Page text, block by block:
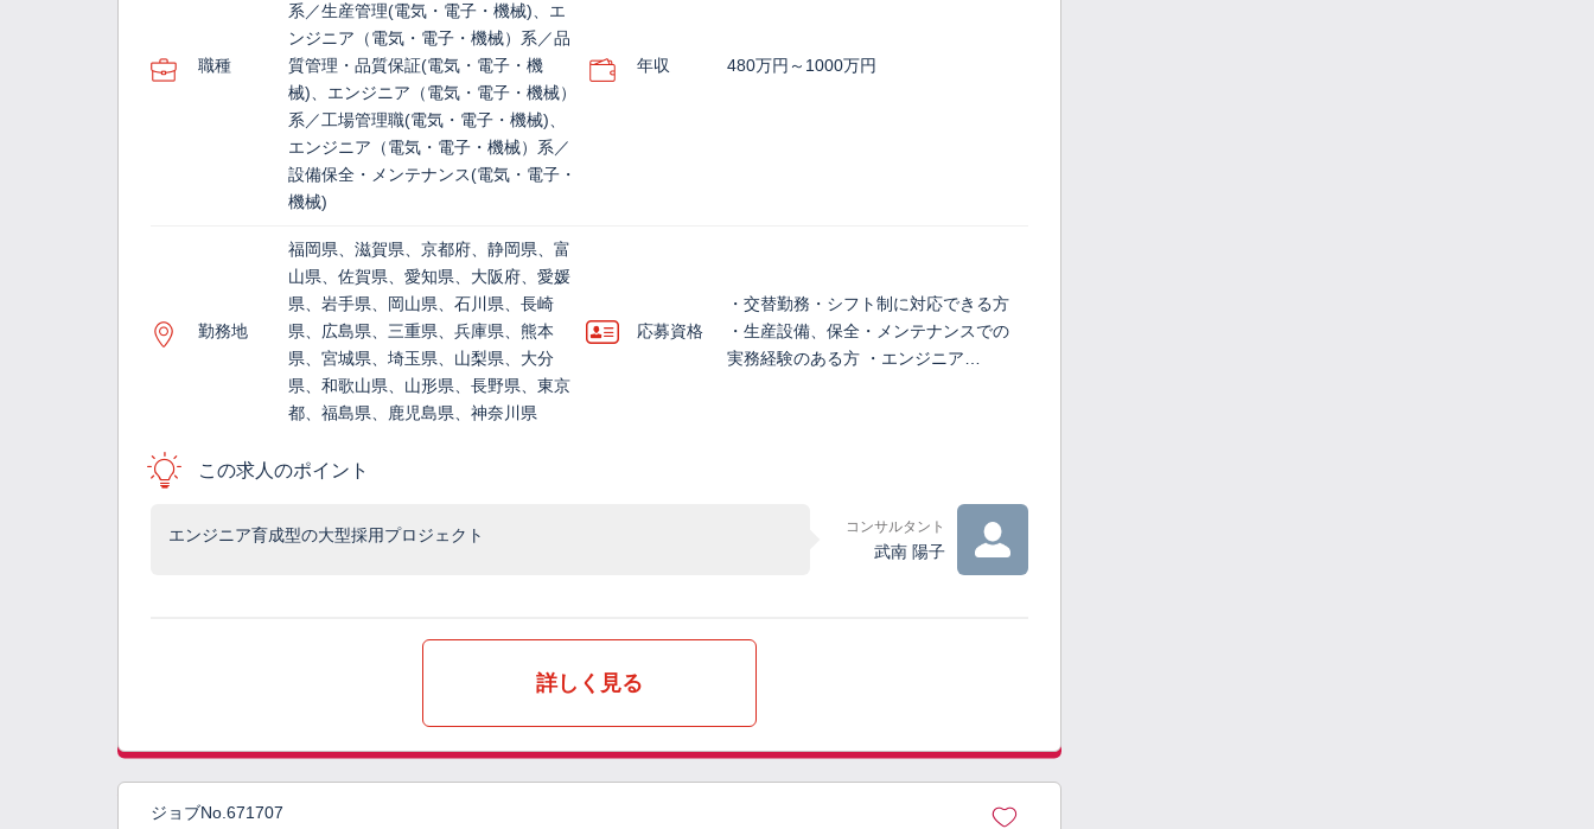
職種
系／生産管理(電気・電子・機械)、エ
ンジニア（電気・電子・機械）系／品
質管理・品質保証(電気・電子・機
械)、エンジニア（電気・電子・機械）
系／工場管理職(電気・電子・機械)、
エンジニア（電気・電子・機械）系／
設備保全・メンテナンス(電気・電子・
機械)
年収 480万円～1000万円
勤務地
福岡県、滋賀県、京都府、静岡県、富
山県、佐賀県、愛知県、大阪府、愛媛
県、岩手県、岡山県、石川県、長崎
県、広島県、三重県、兵庫県、熊本
県、宮城県、埼玉県、山梨県、大分
県、和歌山県、山形県、長野県、東京
都、福島県、鹿児島県、神奈川県
応募資格
・交替勤務・シフト制に対応できる方
・生産設備、保全・メンテナンスでの
実務経験のある方 ・エンジニア…
この求人のポイント
エンジニア育成型の大型採用プロジェクト コンサルタント
武南 陽子
詳しく見る
ジョブNo.671707